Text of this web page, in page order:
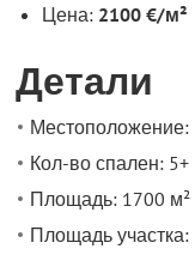
Цена: 2100 €/м²
Детали
Местоположение:
Кол-во спален: 5+
Площадь: 1700 м²
Площадь участка: